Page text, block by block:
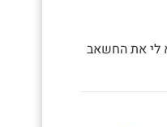
לי את החשאב